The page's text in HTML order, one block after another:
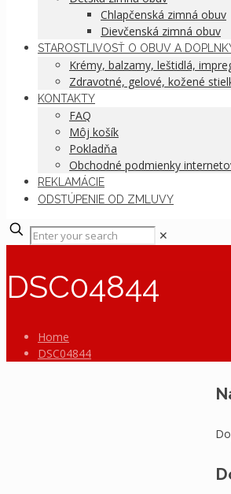
Chlapčenská zimná obuv
Dievčenská zimná obuv
STAROSTLIVOSŤ O OBUV A
Krémy, balzamy, leštidlá,
Zdravotné, gelové, kožené
KONTAKTY
FAQ
Môj košík
Pokladňa
Obchodné podmienky
REKLAMÁCIE
ODSTÚPENIE OD ZMLUVY
✕
DSC04844
Home
DSC04844